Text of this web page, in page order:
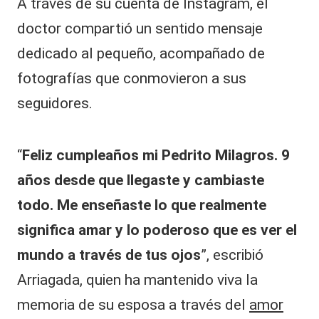
A través de su cuenta de Instagram, el
doctor compartió un sentido mensaje
dedicado al pequeño, acompañado de
fotografías que conmovieron a sus
seguidores.
“Feliz cumpleaños mi Pedrito Milagros. 9
años desde que llegaste y cambiaste
todo. Me enseñaste lo que realmente
significa amar y lo poderoso que es ver el
mundo a través de tus ojos”, escribió
Arriagada, quien ha mantenido viva la
memoria de su esposa a través del amor